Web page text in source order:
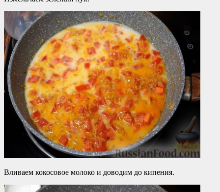
Вливаем кокосовое молоко и доводим до кипения.